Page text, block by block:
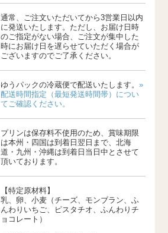
通常、ご注文いただいてから3営業日以内
に発送いたします。ただし、お届け日時
のご指定がない場合、ご注文が集中した
時にお届け日を遅らせていただく場合が
ございますのでご了承ください。
ゆうパックの冷蔵便で配送いたします。 »
配送時間指定（最短発送時間帯）につい
てご確認ください。
プリンは保存料不使用のため、賞味期限
は本州・四国は到着日翌日まで、北海
道・九州・沖縄は到着日当日中とさせて
頂いております。
【特定原材料】
乳、卵、小麦（チーズ、モンブラン、ふ
んわりいちご、ピスタチオ、ふんわりチ
ョコレート）